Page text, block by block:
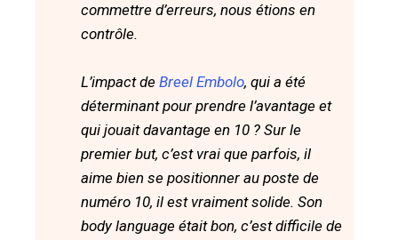
commettre d’erreurs, nous étions en
contrôle.
L’impact de Breel Embolo, qui a été
déterminant pour prendre l’avantage et
qui jouait davantage en 10 ? Sur le
premier but, c’est vrai que parfois, il
aime bien se positionner au poste de
numéro 10, il est vraiment solide. Son
body language était bon, c’est difficile de